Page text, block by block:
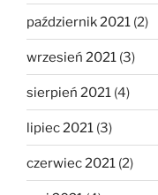
październik 2021 (2)
wrzesień 2021 (3)
sierpień 2021 (4)
lipiec 2021 (3)
czerwiec 2021 (2)